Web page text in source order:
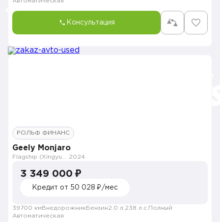
Консультация
РОЛЬФ ФИНАНС
Geely Monjaro
2024
3 349 000 ₽
Кредит от 50 028 ₽/мес
39700 км Внедорожник Бензин2.0 л. 238 л.с. Полный
Автоматическая